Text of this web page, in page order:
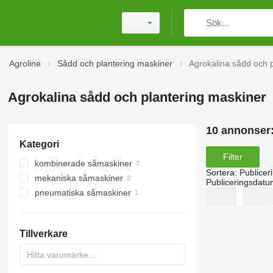
Agroline Sådd och plantering maskiner Agrokalina sådd och
Agrokalina sådd och plantering maskiner
Kategori
kombinerade såmaskiner
mekaniska såmaskiner
pneumatiska såmaskiner
Tillverkare
10 annonser:
Filter
Sortera: